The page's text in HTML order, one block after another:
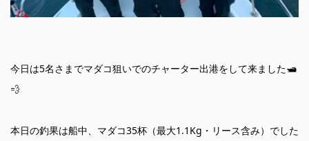
今日は5名さまでマダコ狙いでのチャーター出港をして来ました🛥
💨
本日の釣果は船中、マダコ35杯（最大1.1Kg・リース含み）でした